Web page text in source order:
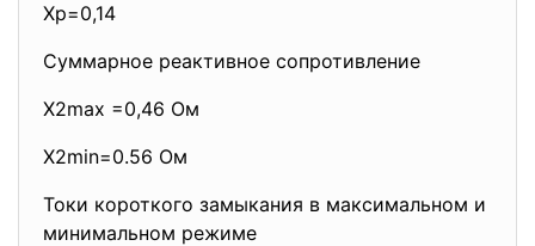
Хр=0,14
Суммарное реактивное сопротивление
Х2max =0,46 Ом
Х2min=0.56 Ом
Токи короткого замыкания в максимальном и
минимальном режиме